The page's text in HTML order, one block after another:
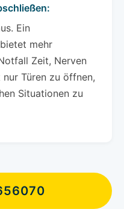
Ein
mehr
Zeit, Nerven
Türen zu öffnen,
Situationen zu